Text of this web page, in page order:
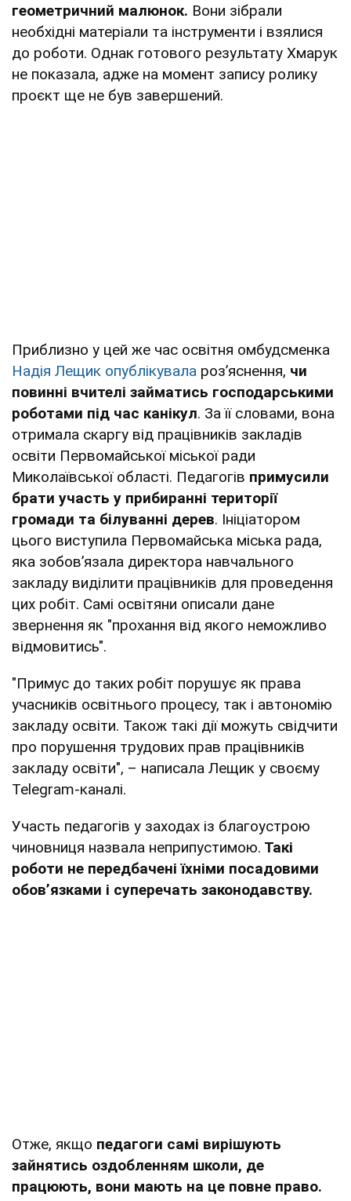
геометричний малюнок. Вони зібрали
необхідні матеріали та інструменти і взялися
до роботи. Однак готового результату Хмарук
не показала, адже на момент запису ролику
проєкт ще не був завершений.
Приблизно у цей же час освітня омбудсменка
Надія Лещик опублікувала роз’яснення, чи
повинні вчителі займатись господарськими
роботами під час канікул. За її словами, вона
отримала скаргу від працівників закладів
освіти Первомайської міської ради
Миколаївської області. Педагогів примусили
брати участь у прибиранні території
громади та білуванні дерев. Ініціатором
цього виступила Первомайська міська рада,
яка зобов’язала директора навчального
закладу виділити працівників для проведення
цих робіт. Самі освітяни описали дане
звернення як "прохання від якого неможливо
відмовитись".
"Примус до таких робіт порушує як права
учасників освітнього процесу, так і автономію
закладу освіти. Також такі дії можуть свідчити
про порушення трудових прав працівників
закладу освіти", – написала Лещик у своєму
Telegram-каналі.
Участь педагогів у заходах із благоустрою
чиновниця назвала неприпустимою. Такі
роботи не передбачені їхніми посадовими
обов’язками і суперечать законодавству.
Отже, якщо педагоги самі вирішують
зайнятись оздобленням школи, де
працюють, вони мають на це повне право.